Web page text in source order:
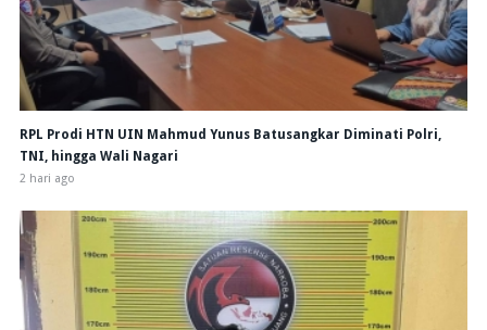
RPL Prodi HTN UIN Mahmud Yunus Batusangkar Diminati Polri,
TNI, hingga Wali Nagari
2 hari ago